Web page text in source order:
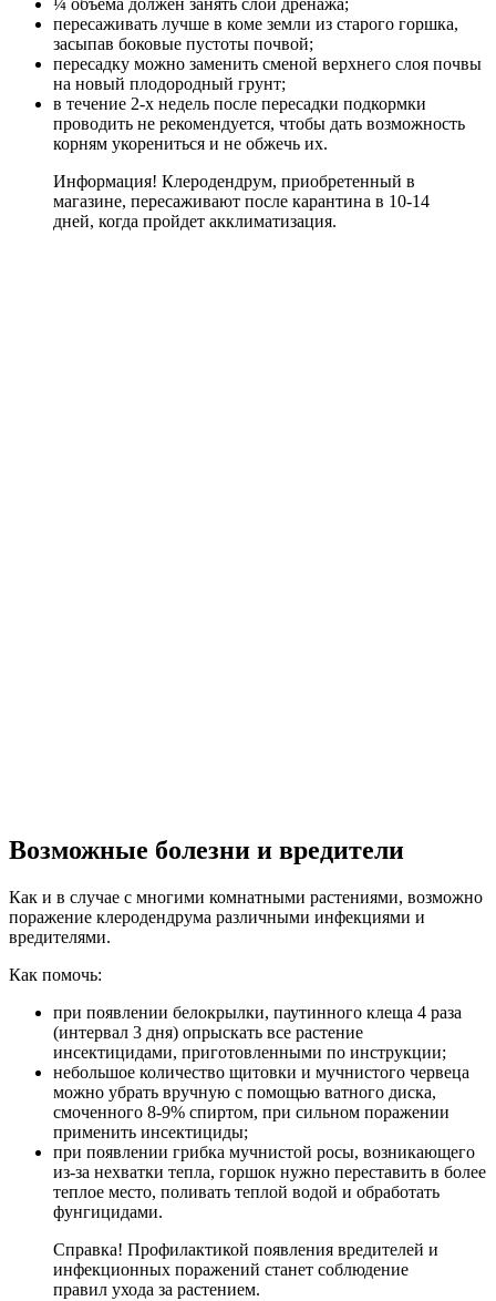
¼ объема должен занять слой дренажа;
пересаживать лучше в коме земли из старого горшка,
засыпав боковые пустоты почвой;
пересадку можно заменить сменой верхнего слоя почвы
на новый плодородный грунт;
в течение 2-х недель после пересадки подкормки
проводить не рекомендуется, чтобы дать возможность
корням укорениться и не обжечь их.
Информация! Клеродендрум, приобретенный в
магазине, пересаживают после карантина в 10-14
дней, когда пройдет акклиматизация.
Возможные болезни и вредители
Как и в случае с многими комнатными растениями, возможно
поражение клеродендрума различными инфекциями и
вредителями.
Как помочь:
при появлении белокрылки, паутинного клеща 4 раза
(интервал 3 дня) опрыскать все растение
инсектицидами, приготовленными по инструкции;
небольшое количество щитовки и мучнистого червеца
можно убрать вручную с помощью ватного диска,
смоченного 8-9% спиртом, при сильном поражении
применить инсектициды;
при появлении грибка мучнистой росы, возникающего
из-за нехватки тепла, горшок нужно переставить в более
теплое место, поливать теплой водой и обработать
фунгицидами.
Справка! Профилактикой появления вредителей и
инфекционных поражений станет соблюдение
правил ухода за растением.